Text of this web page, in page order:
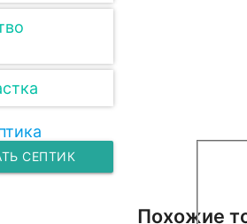
СЕПТИК
Похожие